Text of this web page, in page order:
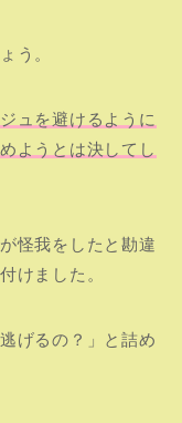
う。
ュを避けるように
ようとは決してし
怪我をしたと勘違
けました。
げるの？」と詰め